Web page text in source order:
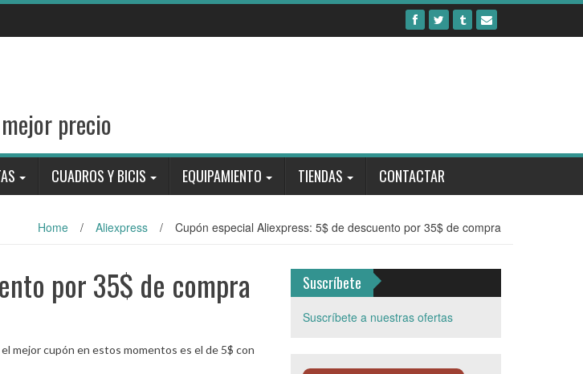
precio
CUADROS Y BICIS EQUIPAMIENTO TIENDAS CONTACTAR
Home / Aliexpress / Cupón especial Aliexpress: 5$ de descuento por 35$ de compra
por 35$ de compra
mejor cupón en estos momentos es el de 5$ con
Suscríbete
Suscríbete a nuestras ofertas